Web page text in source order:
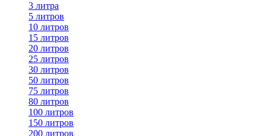
3 литра
5 литров
10 литров
15 литров
20 литров
25 литров
30 литров
50 литров
75 литров
80 литров
100 литров
150 литров
200 литров